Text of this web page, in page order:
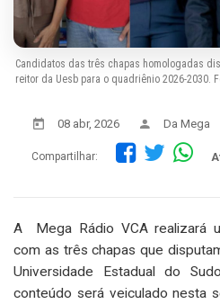
Candidatos das três chapas homologadas
reitor da Uesb para o quadriênio 2026-2030.
08 abr, 2026 Da Mega
Compartilhar:
A Mega Rádio VCA realizará
com as três chapas que
Universidade Estadual do
conteúdo será veiculado nesta